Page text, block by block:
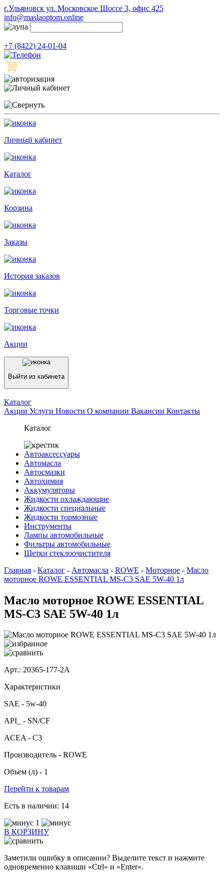
г.Ульяновск ул. Московское Шоссе 3, офис 425
info@maslaoptom.online
+7 (8422) 24-01-04
Личный кабинет
Каталог
Корзина
Заказы
История заказов
Торговые точки
Акции
Выйти из кабинета
Каталог
Акции Услуги Новости О компании Вакансии Контакты
Каталог
Автоаксессуары
Автомасла
Автосмазки
Автохимия
Аккумуляторы
Жидкости охлаждающие
Жидкости специальные
Жидкости тормозные
Инструменты
Лампы автомобильные
Фильтры автомобильные
Щетки стеклоочистителя
Главная - Каталог - Автомасла - ROWE - Моторное - Масло
моторное ROWE ESSENTIAL MS-C3 SAE 5W-40 1л
Масло моторное ROWE ESSENTIAL
MS-C3 SAE 5W-40 1л
Арт.: 20365-177-2A
Характеристики
SAE - 5w-40
API_ - SN/CF
ACEA - C3
Производитель - ROWE
Объем (л) - 1
Перейти к товарам
Есть в наличии: 14
1
В КОРЗИНУ
Заметили ошибку в описании? Выделите текст и нажмите
одновременно клавиши «Ctrl» и «Enter».